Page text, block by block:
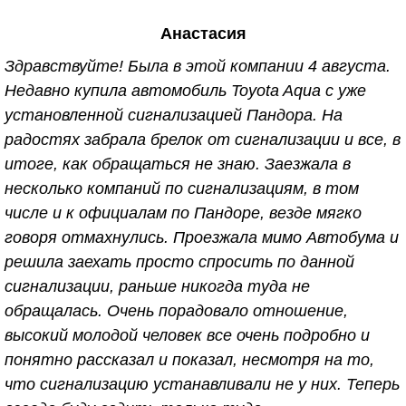
Здесь много уточняют какая сигнализация, какая
машина, а потом начинают критиковать, мол к
клиентам на дорогих машинах отношение особое,
так вот; исходя из этого умолчу о данных
характеристиках. Вернёмся к основной теме. На
первой машине сигнализацию установили 7 лет
назад, за всё это время не разу не подводила.
Иногда возникали некоторые вопросы,
исключительно из-за того что лень было заглянуть
в инструкцию, и чисто поэтому звонила
специалистам. И на любой, даже самый глупый
вопрос получала подробный инструктаж и
консультацию. После 7ми лет эксплуатации,
машина была продана и приобретена новая
"ласточка" . Вопрос о том куда обратиться за
Анастасия
Здравствуйте! Была в этой компании 4 августа.
Недавно купила автомобиль Toyota Aqua с уже
установленной сигнализацией Пандора. На
радостях забрала брелок от сигнализации и все, в
итоге, как обращаться не знаю. Заезжала в
несколько компаний по сигнализациям, в том
числе и к официалам по Пандоре, везде мягко
говоря отмахнулись. Проезжала мимо Автобума и
решила заехать просто спросить по данной
сигнализации, раньше никогда туда не
обращалась. Очень порадовало отношение,
высокий молодой человек все очень подробно и
понятно рассказал и показал, несмотря на то,
что сигнализацию устанавливали не у них. Теперь